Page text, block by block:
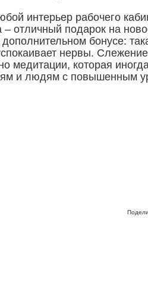
интерьер рабочего
– отличный подарок на
бонусе:
нервы.
медитации, которая
и людям с повышенным